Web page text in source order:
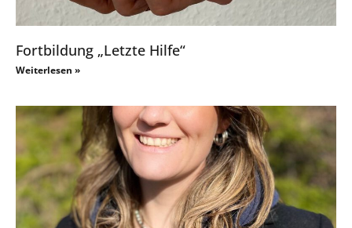
Fortbildung „Letzte Hilfe“
Weiterlesen »